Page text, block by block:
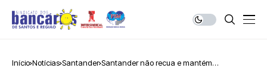
Início Notícias Santander Santander não recua e mantém